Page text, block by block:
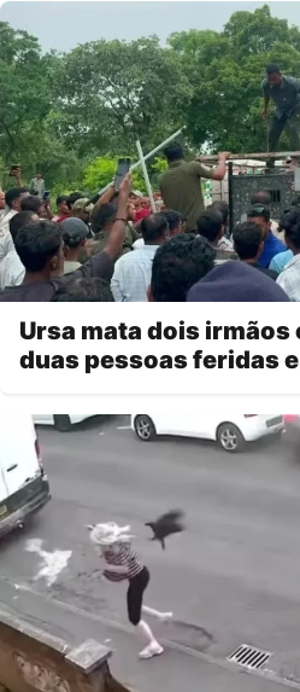
Ursa mata dois irmãos
duas pessoas feridas